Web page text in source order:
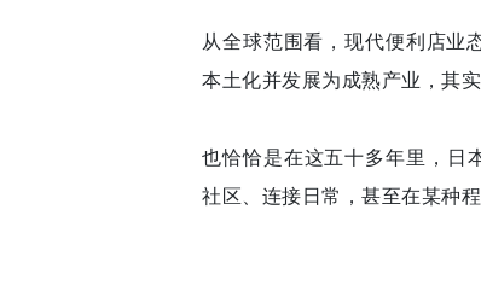
从全球范围看，现代便利店业
本土化并发展为成熟产业，其
也恰恰是在这五十多年里，日
社区、连接日常，甚至在某种